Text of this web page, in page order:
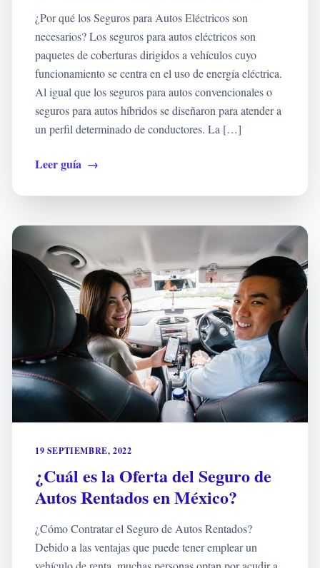
¿Por qué los Seguros para Autos Eléctricos son
necesarios? Los seguros para autos eléctricos son
paquetes de coberturas dirigidos a vehículos cuyo
funcionamiento se centra en el uso de energía eléctrica.
Al igual que los seguros para autos convencionales o
seguros para autos híbridos se diseñaron para atender a
un perfil determinado de conductores. La […]
Leer guía →
19 SEPTIEMBRE, 2022
¿Cuál es la Oferta del Seguro de
Autos Rentados en México?
¿Cómo Contratar el Seguro de Autos Rentados?
Debido a las ventajas que puede tener emplear un